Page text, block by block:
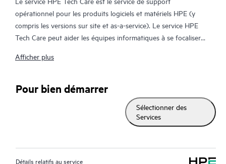
opérationnel pour les produits logiciels et matériels HPE (y
compris les versions sur site et as-a-service). Le service HPE
Tech Care peut aider les équipes informatiques à se focaliser
chercher proactivement de meilleures méthodes de travail,
Le service HPE Tech Care établit un accès direct à des
spécialistes produit et fournit des conseils techniques généraux,
qui aideront les Clients à réduire les risques et à trouver des
Tech Care peuvent accéder au support via différents canaux :
téléphone, infrastructure de messagerie instantanée en temps
Afficher plus
Pour bien démarrer
Sélectionner des
Services
Détails relatifs au service